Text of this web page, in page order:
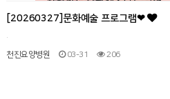
[20260327]문화예술 프로그램❤
천진요양병원 03-31 206